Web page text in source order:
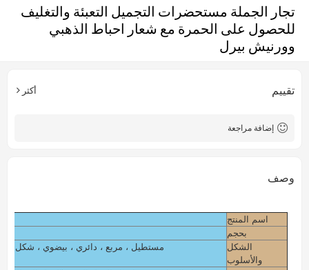
تجار الجملة مستحضرات التجميل التعبئة والتغليف
للحصول على الحمرة مع شعار احباط الذهبي
وورنيش بيرل
تقييم أكثر
إضافة مراجعة
وصف
اسم المنتج
بحجم
الشكل
والأسلوب
مستطيل ، مربع ، دائري ، بيضوي ، شكل